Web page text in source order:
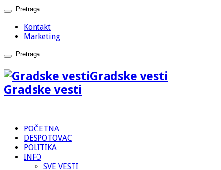
Kontakt
Marketing
Gradske vesti
Gradske vesti
POČETNA
DESPOTOVAC
POLITIKA
INFO
SVE VESTI